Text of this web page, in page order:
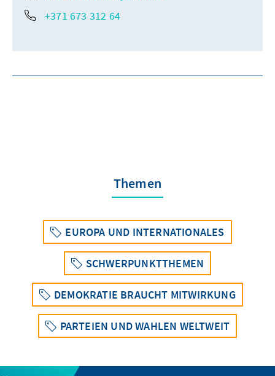
+371 673 312 64
Themen
EUROPA UND INTERNATIONALES
SCHWERPUNKTTHEMEN
DEMOKRATIE BRAUCHT MITWIRKUNG
PARTEIEN UND WAHLEN WELTWEIT